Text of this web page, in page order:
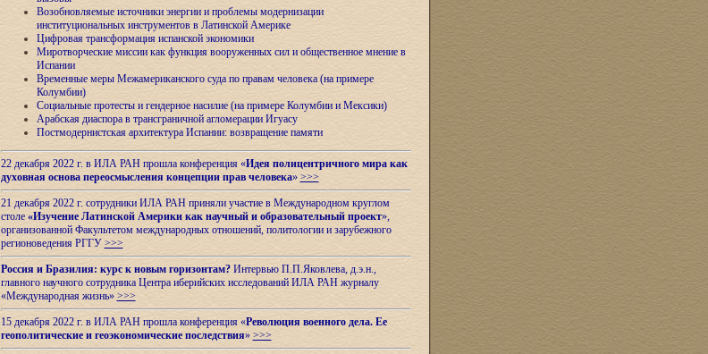
Возобновляемые источники энергии и проблемы модернизации
институциональных инструментов в Латинской Америке
Цифровая трансформация испанской экономики
Миротворческие миссии как функция вооруженных сил и общественное мнение в
Испании
Временные меры Межамериканского суда по правам человека (на примере
Колумбии)
Социальные протесты и гендерное насилие (на примере Колумбии и Мексики)
Арабская диаспора в трансграничной агломерации Игуасу
Постмодернистская архитектура Испании: возвращение памяти
22 декабря 2022 г. в ИЛА РАН прошла конференция «Идея полицентричного мира как
духовная основа переосмысления концепции прав человека» >>>
21 декабря 2022 г. сотрудники ИЛА РАН приняли участие в Международном круглом
столе «Изучение Латинской Америки как научный и образовательный проект»,
организованной Факультетом международных отношений, политологии и зарубежного
регионоведения РГГУ >>>
Россия и Бразилия: курс к новым горизонтам?Интервью П.П.Яковлева, д.э.н.,
главного научного сотрудника Центра иберийских исследований ИЛА РАН журналу
«Международная жизнь» >>>
15 декабря 2022 г. в ИЛА РАН прошла конференция «Революция военного дела. Ее
геополитические и геоэкономические последствия» >>>